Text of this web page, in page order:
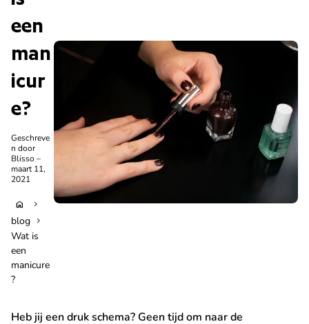
een
man
icur
e?
Geschreve
n door
Blisso –
maart 11,
2021
home chevron_right
blog chevron_right
Wat is
een
manicure
?
Heb jij een druk schema? Geen tijd om naar de